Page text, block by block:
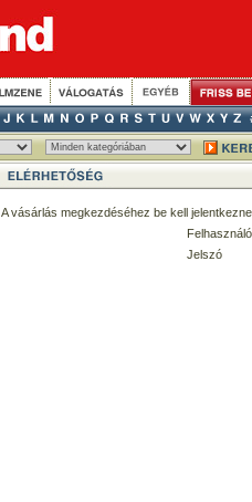
A vásárlás megkezdéséhez be kell
Jelszó